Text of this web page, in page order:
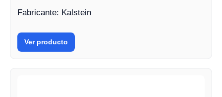
Fabricante: Kalstein
Ver producto